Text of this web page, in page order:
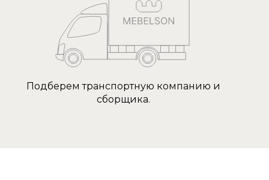
Подберем транспортную компанию и
сборщика.